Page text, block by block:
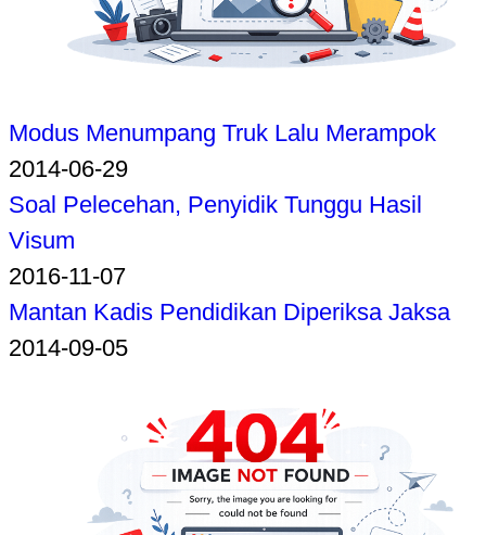
Modus Menumpang Truk Lalu Merampok
2014-06-29
Soal Pelecehan, Penyidik Tunggu Hasil
Visum
2016-11-07
Mantan Kadis Pendidikan Diperiksa Jaksa
2014-09-05